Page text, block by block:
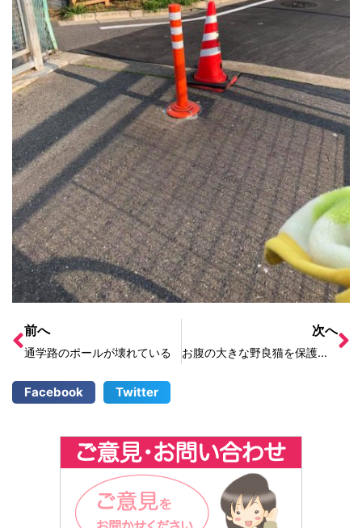
前へ
通学路のポールが壊れている
次へ
お腹の大きな野良猫を保護してほしい
Facebook Twitter